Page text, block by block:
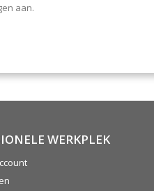
aan.
WERKPLEK